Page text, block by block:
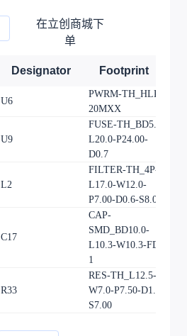
在立创商城下
单
Designator Footprint
U6
PWRM-TH_HLK-
20MXX
U9
FUSE-TH_BD5.2-
L20.0-P24.00-
D0.7
L2
FILTER-TH_4P-
L17.0-W12.0-
P7.00-D0.6-S8.00
C17
CAP-
SMD_BD10.0-
L10.3-W10.3-FD-
1
R33
RES-TH_L12.5-
W7.0-P7.50-D1.2-
S7.00